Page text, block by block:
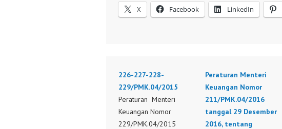
X Facebook LinkedIn
226-227-228-
229/PMK.04/2015
Peraturan Menteri
Keuangan Nomor
229/PMK.04/2015
Peraturan Menteri
Keuangan Nomor
211/PMK.04/2016
tanggal 29 Desember
2016, tentang